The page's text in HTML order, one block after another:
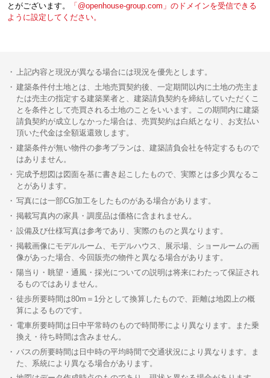
とがございます。
「@openhouse-group.com」のドメインを受信できる
ように設定してください。
上記内容と現況が異なる場合には現況を優先とします。
建築条件付土地とは、土地売買契約後、一定期間以内に土地の売主ま
たは売主の指定する建築業者と、建築請負契約を締結していただくこ
とを条件として売買される土地のことをいいます。この期間内に建築
請負契約が成立しなかった場合は、売買契約は白紙となり、お支払い
頂いた代金は全額返還致します。
建築条件が無い物件の参考プランは、建築請負会社を特定するもので
はありません。
完成予想図は図面を基に書き起こしたもので、実際とは多少異なるこ
とがあります。
写真には一部CG加工をしたものがある場合があります。
掲載写真内の家具・調度品は価格に含まれません。
設備及び仕様写真は参考であり、実際のものと異なります。
掲載画像にモデルルーム、モデルハウス、展示場、ショールームの画
像があった場合、今回販売の物件と異なる場合があります。
陽当り・眺望・通風・採光についての説明は将来にわたって保証され
るものではありません。
徒歩所要時間は80m＝1分として換算したもので、距離は地図上の概
算によるものです。
電車所要時間は日中平常時のもので時間帯により異なります。また乗
換え・待ち時間は含みません。
バスの所要時間は日中時の平均時間で交通状況により異なります。ま
た、系統により異なる場合があります。